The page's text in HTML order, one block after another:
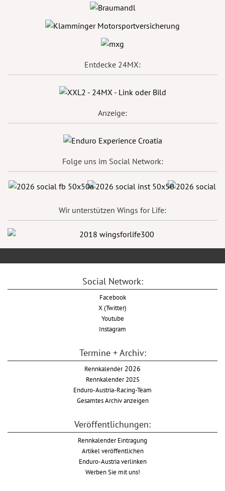
Entdecke 24MX:
Anzeige:
Folge uns im Social Network:
Wir unterstützen Wings for Life:
Social Network:
Facebook
X (Twitter)
Youtube
Instagram
Termine + Archiv:
Rennkalender2026
Rennkalender 2025
Enduro-Austria-Racing-Team
Gesamtes Archiv anzeigen
Veröffentlichungen:
Rennkalender Eintragung
Artikel veröffentlichen
Enduro-Austria verlinken
Werben Sie mit uns!